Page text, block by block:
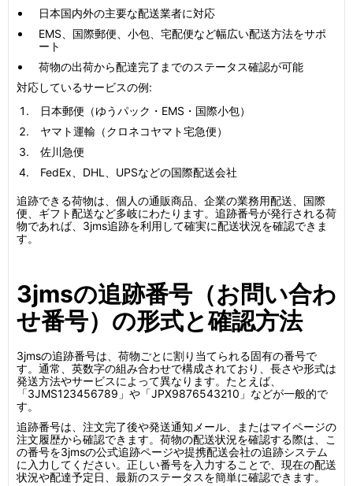
日本国内外の主要な配送業者に対応
EMS、国際郵便、小包、宅配便など幅広い配送方法をサポ
ート
荷物の出荷から配達完了までのステータス確認が可能
対応しているサービスの例:
日本郵便（ゆうパック・EMS・国際小包）
ヤマト運輸（クロネコヤマト宅急便）
佐川急便
FedEx、DHL、UPSなどの国際配送会社
追跡できる荷物は、個人の通販商品、企業の業務用配送、国際
便、ギフト配送など多岐にわたります。追跡番号が発行される荷
物であれば、3jms追跡を利用して確実に配送状況を確認できま
す。
3jmsの追跡番号（お問い合わ
せ番号）の形式と確認方法
3jmsの追跡番号は、荷物ごとに割り当てられる固有の番号で
す。通常、英数字の組み合わせで構成されており、長さや形式は
発送方法やサービスによって異なります。たとえば、
「3JMS123456789」や「JPX9876543210」などが一般的で
す。
追跡番号は、注文完了後や発送通知メール、またはマイページの
注文履歴から確認できます。荷物の配送状況を確認する際は、こ
の番号を3jmsの公式追跡ページや提携配送会社の追跡システム
に入力してください。正しい番号を入力することで、現在の配送
状況や配達予定日、最新のステータスを簡単に確認できます。